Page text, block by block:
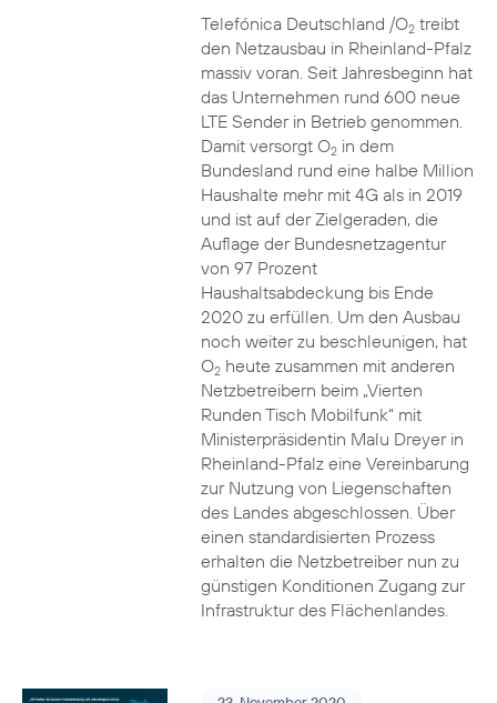
Telefónica Deutschland /O2treibt
den Netzausbau in Rheinland-Pfalz
massiv voran. Seit Jahresbeginn hat
das Unternehmen rund 600 neue
LTE Sender in Betrieb genommen.
Damit versorgt O2in dem
Bundesland rund eine halbe Million
Haushalte mehr mit 4G als in 2019
und ist auf der Zielgeraden, die
Auflage der Bundesnetzagentur
von 97 Prozent
Haushaltsabdeckung bis Ende
2020 zu erfüllen. Um den Ausbau
noch weiter zu beschleunigen, hat
O2heute zusammen mit anderen
Netzbetreibern beim „Vierten
Runden Tisch Mobilfunk“ mit
Ministerpräsidentin Malu Dreyer in
Rheinland-Pfalz eine Vereinbarung
zur Nutzung von Liegenschaften
des Landes abgeschlossen. Über
einen standardisierten Prozess
erhalten die Netzbetreiber nun zu
günstigen Konditionen Zugang zur
Infrastruktur des Flächenlandes.